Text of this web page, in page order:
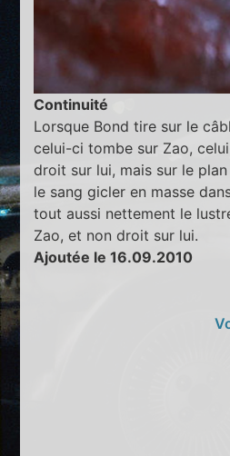
Continuité
Lorsque Bond tire sur le
celui-ci tombe sur Zao,
droit sur lui, mais sur le
le sang gicler en masse
tout aussi nettement le
Zao, et non droit sur lui.
Ajoutée le 16.09.2010